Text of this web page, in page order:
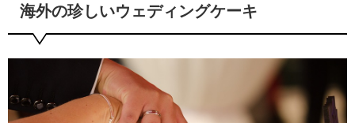
海外の珍しいウェディングケーキ